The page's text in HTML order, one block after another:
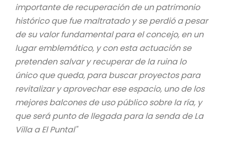
importante de recuperación de un patrimonio
histórico que fue maltratado y se perdió a pesar
de su valor fundamental para el concejo, en un
lugar emblemático, y con esta actuación se
pretenden salvar y recuperar de la ruina lo
único que queda, para buscar proyectos para
revitalizar y aprovechar ese espacio, uno de los
mejores balcones de uso público sobre la ría, y
que será punto de llegada para la senda de La
Villa a El Puntal"